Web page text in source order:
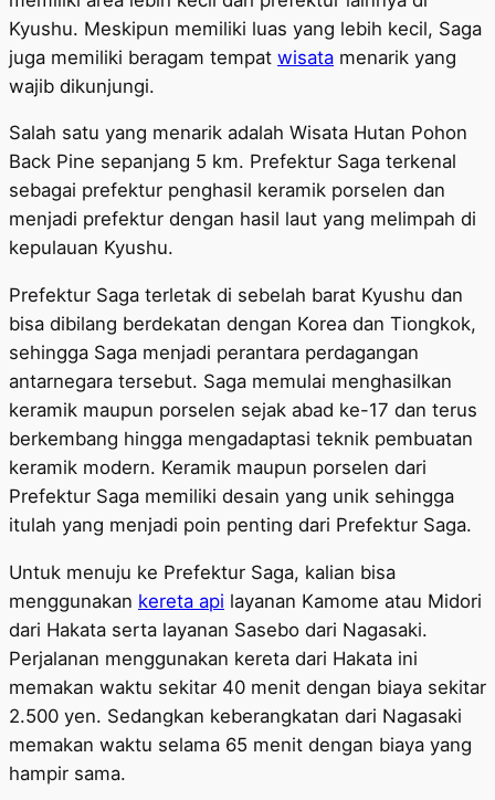
Kyushu. Meskipun memiliki luas yang lebih kecil, Saga
juga memiliki beragam tempat wisata menarik yang
wajib dikunjungi.
Salah satu yang menarik adalah Wisata Hutan Pohon
Back Pine sepanjang 5 km. Prefektur Saga terkenal
sebagai prefektur penghasil keramik porselen dan
menjadi prefektur dengan hasil laut yang melimpah di
kepulauan Kyushu.
Prefektur Saga terletak di sebelah barat Kyushu dan
bisa dibilang berdekatan dengan Korea dan Tiongkok,
sehingga Saga menjadi perantara perdagangan
antarnegara tersebut. Saga memulai menghasilkan
keramik maupun porselen sejak abad ke-17 dan terus
berkembang hingga mengadaptasi teknik pembuatan
keramik modern. Keramik maupun porselen dari
Prefektur Saga memiliki desain yang unik sehingga
itulah yang menjadi poin penting dari Prefektur Saga.
Untuk menuju ke Prefektur Saga, kalian bisa
menggunakan kereta api layanan Kamome atau Midori
dari Hakata serta layanan Sasebo dari Nagasaki.
Perjalanan menggunakan kereta dari Hakata ini
memakan waktu sekitar 40 menit dengan biaya sekitar
2.500 yen. Sedangkan keberangkatan dari Nagasaki
memakan waktu selama 65 menit dengan biaya yang
hampir sama.